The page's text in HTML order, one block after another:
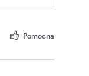
Pomocna